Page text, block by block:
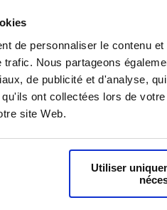
de personnaliser le contenu
Nous partageons
de publicité et d'analyse,
ont collectées lors de
site Web.
Utiliser